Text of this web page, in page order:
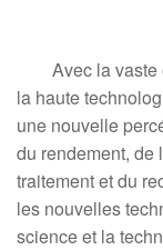
Avec la
la haute
une nouvelle
du rendement, de
traitement et du
les nouvelles
science et la